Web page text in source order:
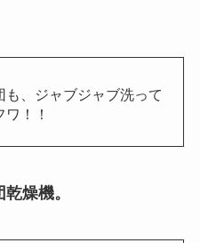
も、ジャブジャブ洗って
！！
燥機。